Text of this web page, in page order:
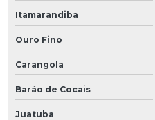
Itamarandiba
Ouro Fino
Carangola
Barão de Cocais
Juatuba